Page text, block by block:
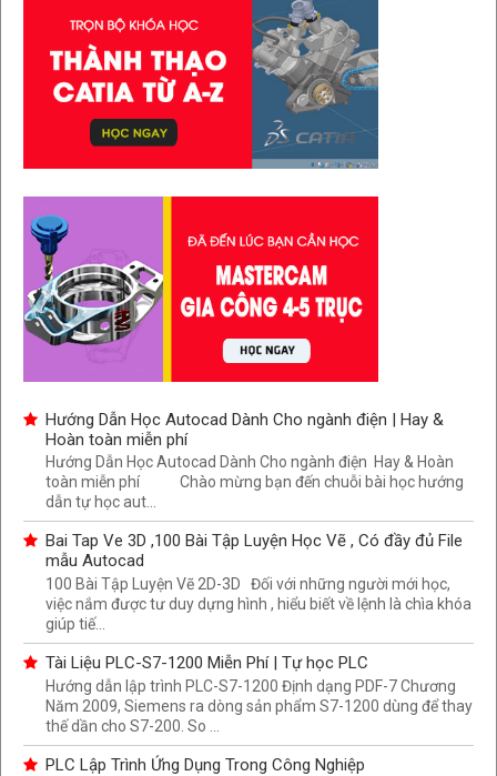
Hướng Dẫn Học Autocad Dành Cho ngành điện | Hay &
Hoàn toàn miễn phí
Hướng Dẫn Học Autocad Dành Cho ngành điện Hay & Hoàn
toàn miễn phí Chào mừng bạn đến chuỗi bài học hướng
dẫn tự học aut...
Bai Tap Ve 3D ,100 Bài Tập Luyện Học Vẽ , Có đầy đủ File
mẫu Autocad
100 Bài Tập Luyện Vẽ 2D-3D Đối với những người mới học,
việc nắm được tư duy dựng hình , hiểu biết về lệnh là chìa khóa
giúp tiế...
Tài Liệu PLC-S7-1200 Miễn Phí | Tự học PLC
Hướng dẫn lập trình PLC-S7-1200 Định dạng PDF-7 Chương
Năm 2009, Siemens ra dòng sản phẩm S7-1200 dùng để thay
thế dần cho S7-200. So ...
PLC Lập Trình Ứng Dụng Trong Công Nghiệp